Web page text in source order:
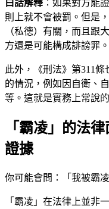
白話解釋 ：如果對方能
則上就不會被罰。但是
（私德）有關，而且跟
方還是可能構成誹謗罪。
此外，《刑法》第311
的情況，例如因自衛、
等。這就是實務上常說
「霸凌」的法
證據
你可能會問：「我被霸
「霸凌」在法律上並非